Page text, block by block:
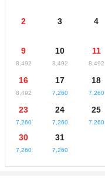
2 3 4
9
8,492
10
8,492
11
8,492
16
8,492
17
7,260
18
7,260
23
7,260
24
7,260
25
7,260
30
7,260
31
7,260